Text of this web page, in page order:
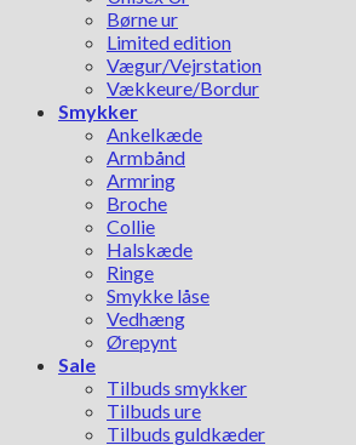
Børne ur
Limited edition
Vægur/Vejrstation
Vækkeure/Bordur
Smykker
Ankelkæde
Armbånd
Armring
Broche
Collie
Halskæde
Ringe
Smykke låse
Vedhæng
Ørepynt
Sale
Tilbuds smykker
Tilbuds ure
Tilbuds guldkæder